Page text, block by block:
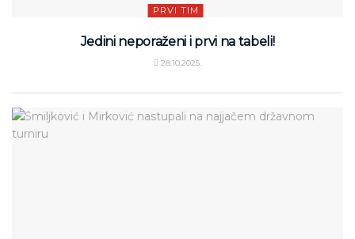
PRVI TIM
Jedini neporaženi i prvi na tabeli!
28.10.2025.